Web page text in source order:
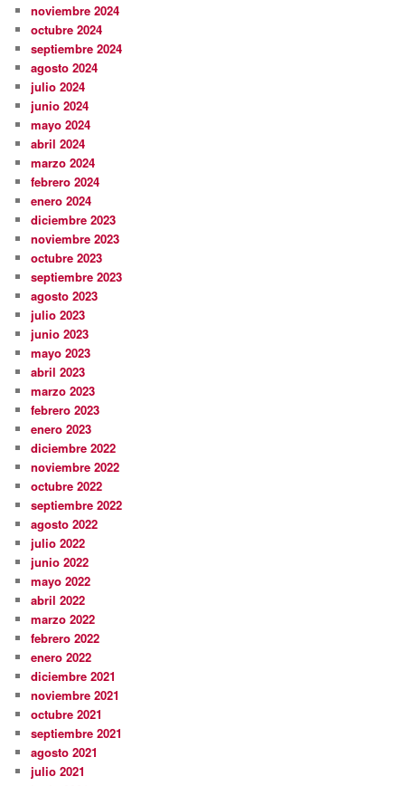
noviembre 2024
octubre 2024
septiembre 2024
agosto 2024
julio 2024
junio 2024
mayo 2024
abril 2024
marzo 2024
febrero 2024
enero 2024
diciembre 2023
noviembre 2023
octubre 2023
septiembre 2023
agosto 2023
julio 2023
junio 2023
mayo 2023
abril 2023
marzo 2023
febrero 2023
enero 2023
diciembre 2022
noviembre 2022
octubre 2022
septiembre 2022
agosto 2022
julio 2022
junio 2022
mayo 2022
abril 2022
marzo 2022
febrero 2022
enero 2022
diciembre 2021
noviembre 2021
octubre 2021
septiembre 2021
agosto 2021
julio 2021